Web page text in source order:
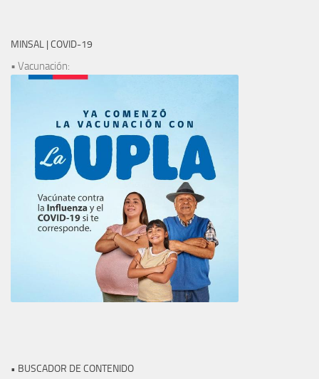
MINSAL | COVID-19
• Vacunación:
• BUSCADOR DE CONTENIDO